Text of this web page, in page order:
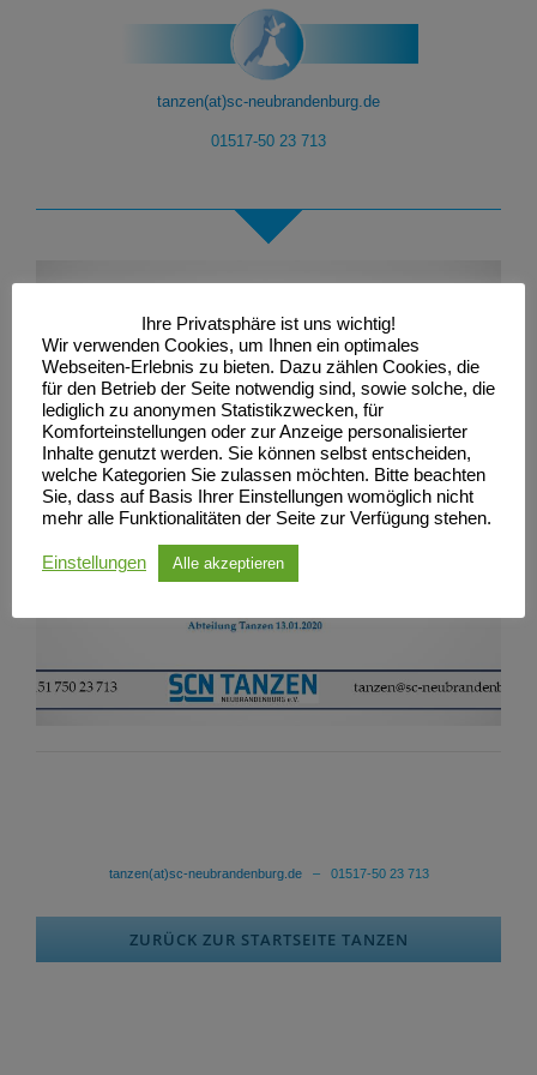
tanzen(at)sc-neubrandenburg.de
01517-50 23 713
tanzen(at)sc-neubrandenburg.de– 01517-50 23 713
ZURÜCK ZUR STARTSEITE TANZEN
Ihre Privatsphäre ist uns wichtig!
Wir verwenden Cookies, um Ihnen ein optimales
Webseiten-Erlebnis zu bieten. Dazu zählen Cookies, die
für den Betrieb der Seite notwendig sind, sowie solche, die
lediglich zu anonymen Statistikzwecken, für
Komforteinstellungen oder zur Anzeige personalisierter
Inhalte genutzt werden. Sie können selbst entscheiden,
welche Kategorien Sie zulassen möchten. Bitte beachten
Sie, dass auf Basis Ihrer Einstellungen womöglich nicht
mehr alle Funktionalitäten der Seite zur Verfügung stehen.
Einstellungen Alle akzeptieren